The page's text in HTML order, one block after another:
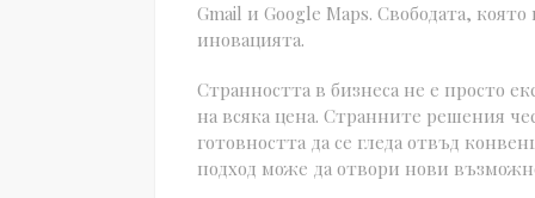
Gmail и Google Maps. Свободата,
иновацията.
Странността в бизнеса не е просто
на всяка цена. Странните решения
готовността да се гледа отвъд
подход може да отвори нови